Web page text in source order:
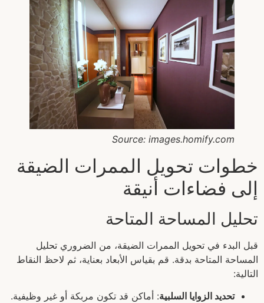
Source: images.homify.com
خطوات تحويل الممرات الضيقة
إلى فضاءات أنيقة
تحليل المساحة المتاحة
قبل البدء في تحويل الممرات الضيقة، من الضروري تحليل
المساحة المتاحة بدقة. قم بقياس الأبعاد بعناية، ثم لاحظ النقاط
التالية:
تحديد الزوايا السلبية: أماكن قد تكون مربكة أو غير وظيفية.